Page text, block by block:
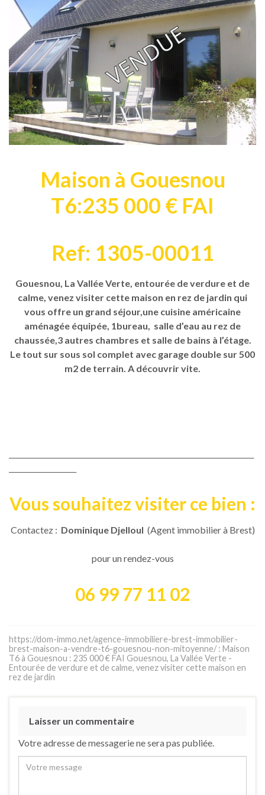
Maison à Gouesnou
T6:235 000 € FAI
Ref: 1305-00011
Gouesnou, La Vallée Verte, entourée de verdure et de
calme, venez visiter cette maison en rez de jardin qui
vous offre un grand séjour,une cuisine américaine
aménagée équipée, 1bureau, salle d’eau au rez de
chaussée,3 autres chambres et salle de bains à l’étage.
Le tout sur sous sol complet avec garage double sur 500
m2 de terrain. A découvrir vite.
Vous souhaitez visiter ce bien :
Contactez : Dominique Djelloul (Agent immobilier à Brest)
pour un rendez-vous
06 99 77 11 02
https://dom-immo.net/agence-immobiliere-brest-immobilier-
brest-maison-a-vendre-t6-gouesnou-non-mitoyenne/ : Maison
T6 à Gouesnou : 235 000 € FAI Gouesnou, La Vallée Verte -
Entourée de verdure et de calme, venez visiter cette maison en
rez de jardin
Laisser un commentaire
Votre adresse de messagerie ne sera pas publiée.